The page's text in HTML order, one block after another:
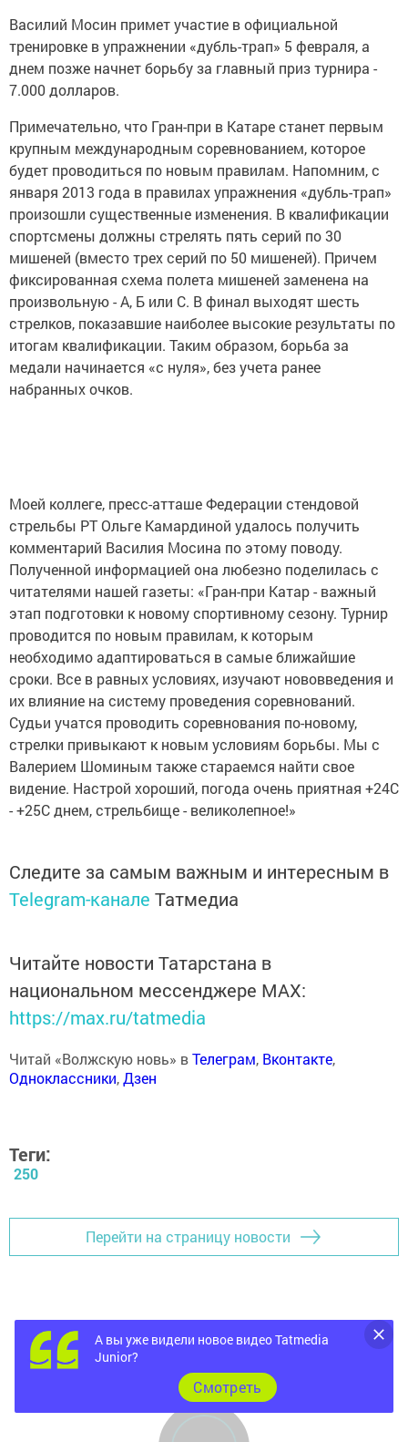
Василий Мосин примет участие в официальной
тренировке в упражнении «дубль-трап» 5 февраля, а
днем позже начнет борьбу за главный приз турнира -
7.000 долларов.
Примечательно, что Гран-при в Катаре станет первым
крупным международным соревнованием, которое
будет проводиться по новым правилам. Напомним, с
января 2013 года в правилах упражнения «дубль-трап»
произошли существенные изменения. В квалификации
спортсмены должны стрелять пять серий по 30
мишеней (вместо трех серий по 50 мишеней). Причем
фиксированная схема полета мишеней заменена на
произвольную - А, Б или С. В финал выходят шесть
стрелков, показавшие наиболее высокие результаты по
итогам квалификации. Таким образом, борьба за
медали начинается «с нуля», без учета ранее
набранных очков.
Моей коллеге, пресс-атташеФедерации стендовой
стрельбы РТ Ольге Камардиной удалось получить
комментарий Василия Мосина по этому поводу.
Полученной информацией она любезно поделилась с
читателями нашей газеты: «Гран-при Катар - важный
этап подготовки к новому спортивному сезону. Турнир
проводится по новым правилам, к которым
необходимо адаптироваться в самые ближайшие
сроки. Все в равных условиях, изучают нововведения и
их влияние на систему проведения соревнований.
Судьи учатся проводить соревнования по-новому,
стрелки привыкают к новым условиям борьбы. Мы с
Валерием Шоминым также стараемся найти свое
видение. Настрой хороший, погода очень приятная +24С
- +25С днем, стрельбище - великолепное!»
Следите за самым важным и интересным в
Telegram-канале Татмедиа
Читайте новости Татарстана в
национальном мессенджере MАХ:
https://max.ru/tatmedia
Читай «Волжскую новь» вТелеграм, Вконтакте,
Одноклассники,Дзен
Теги:
250
Перейти на страницу новости
А вы уже видели новое видео Tatmedia
Junior?
Cмотреть